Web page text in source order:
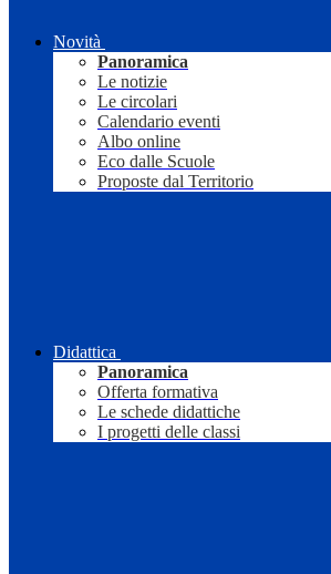
Novità
Panoramica
Le notizie
Le circolari
Calendario eventi
Albo online
Eco dalle Scuole
Proposte dal Territorio
Didattica
Panoramica
Offerta formativa
Le schede didattiche
I progetti delle classi